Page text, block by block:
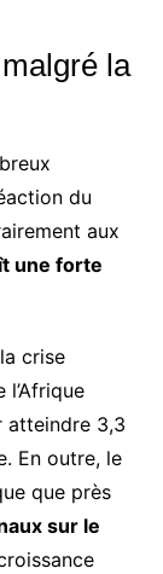
la
du
aux
une forte
crise
atteindre 3,3
En outre, le
que près
sur le